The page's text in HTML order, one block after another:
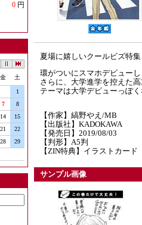
0 円
金 土
1
7
8
14
15
21
22
28
29
夏場に嬉しいクールビズ特
環がついにスマホデビュー
さらに、大学進学を控えた
テーマは大学デビューっぽ
【作家】縞野やえ/MB
【出版社】KADOKAWA
【発売日】2019/08/03
【判形】A5判
【ZIN特典】イラストカード
サンプル画像